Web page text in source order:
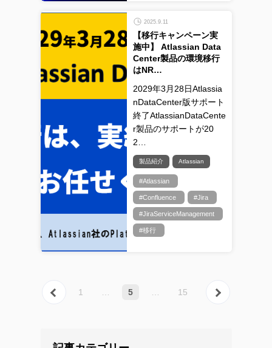
2025.9.11
【移行キャンペーン実
施中】 Atlassian Data
Center製品の環境移行
はNR…
2029年3月28日Atlassia
nDataCenter版サポート
終了AtlassianDataCente
r製品のサポートが20
2…
製品紹介 Atlassian
#Atlassian
#Confluence #Jira
#JiraServiceManagement
#移行
1 5 15